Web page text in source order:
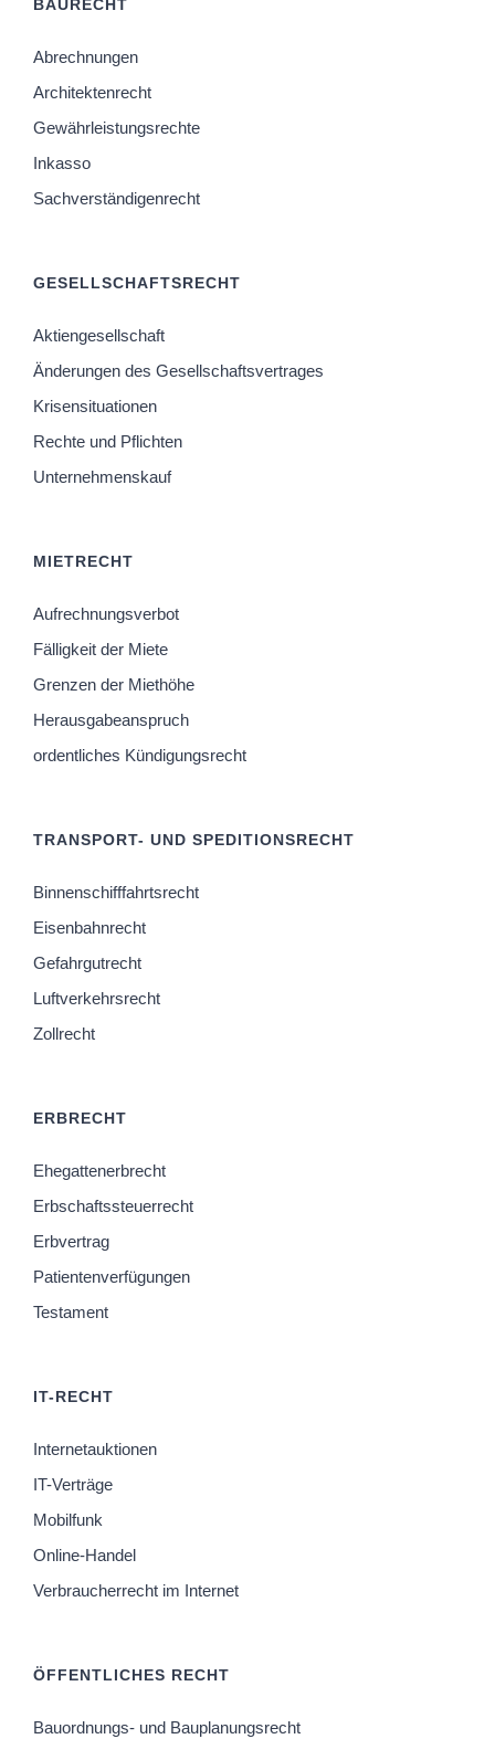
BAURECHT
Abrechnungen
Architektenrecht
Gewährleistungsrechte
Inkasso
Sachverständigenrecht
GESELLSCHAFTSRECHT
Aktiengesellschaft
Änderungen des Gesellschaftsvertrages
Krisensituationen
Rechte und Pflichten
Unternehmenskauf
MIETRECHT
Aufrechnungsverbot
Fälligkeit der Miete
Grenzen der Miethöhe
Herausgabeanspruch
ordentliches Kündigungsrecht
TRANSPORT- UND SPEDITIONSRECHT
Binnenschifffahrtsrecht
Eisenbahnrecht
Gefahrgutrecht
Luftverkehrsrecht
Zollrecht
ERBRECHT
Ehegattenerbrecht
Erbschaftssteuerrecht
Erbvertrag
Patientenverfügungen
Testament
IT-RECHT
Internetauktionen
IT-Verträge
Mobilfunk
Online-Handel
Verbraucherrecht im Internet
ÖFFENTLICHES RECHT
Bauordnungs- und Bauplanungsrecht